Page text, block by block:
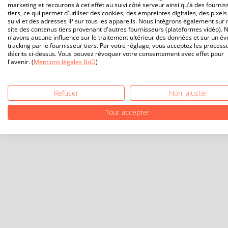
marketing et recourons à cet effet au suivi côté serveur ainsi qu'à des
tiers, ce qui permet d'utiliser des cookies, des empreintes digitales, des
suivi et des adresses IP sur tous les appareils. Nous intégrons également sur
site des contenus tiers provenant d'autres fournisseurs (plateformes vidéo).
n'avons aucune influence sur le traitement ultérieur des données et sur un
tracking par le fournisseur tiers. Par votre réglage, vous acceptez les
décrits ci-dessus. Vous pouvez révoquer votre consentement avec effet pour
l'avenir. (Mentions légales BoD)
Refuser
Non, ajuster
Tout accepter